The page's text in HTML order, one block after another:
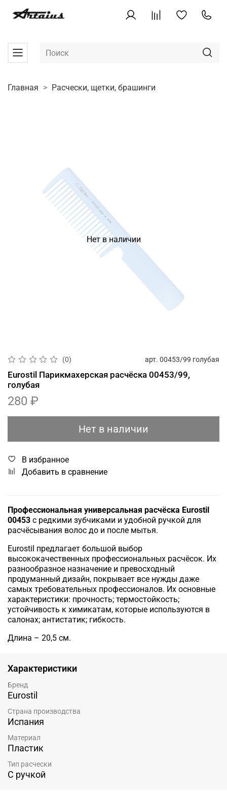
Главная Расчески, щетки, брашинги
Нет в наличии
(0) арт. 00453/99 голубая
Eurostil Парикмахерская расчёска 00453/99,
голубая
280 ₽
Нет в наличии
В избранное
Добавить в сравнение
Профессиональная универсальная расчёска Eurostil
00453 с редкими зубчиками и удобной ручкой для
расчёсывания волос до и после мытья.
Eurostil предлагает большой выбор
высококачественных профессиональных расчёсок. Их
разнообразное назначение и превосходный
продуманный дизайн, покрывает все нужды даже
самых требовательных профессионалов. Их основные
характеристики: прочность; термостойкость;
устойчивость к химикатам, которые используются в
салонах; антистатик; гибкость.
Длина – 20,5 см.
Характеристики
Бренд
Eurostil
Страна производства
Испания
Материал
Пластик
Тип расчески
С ручкой